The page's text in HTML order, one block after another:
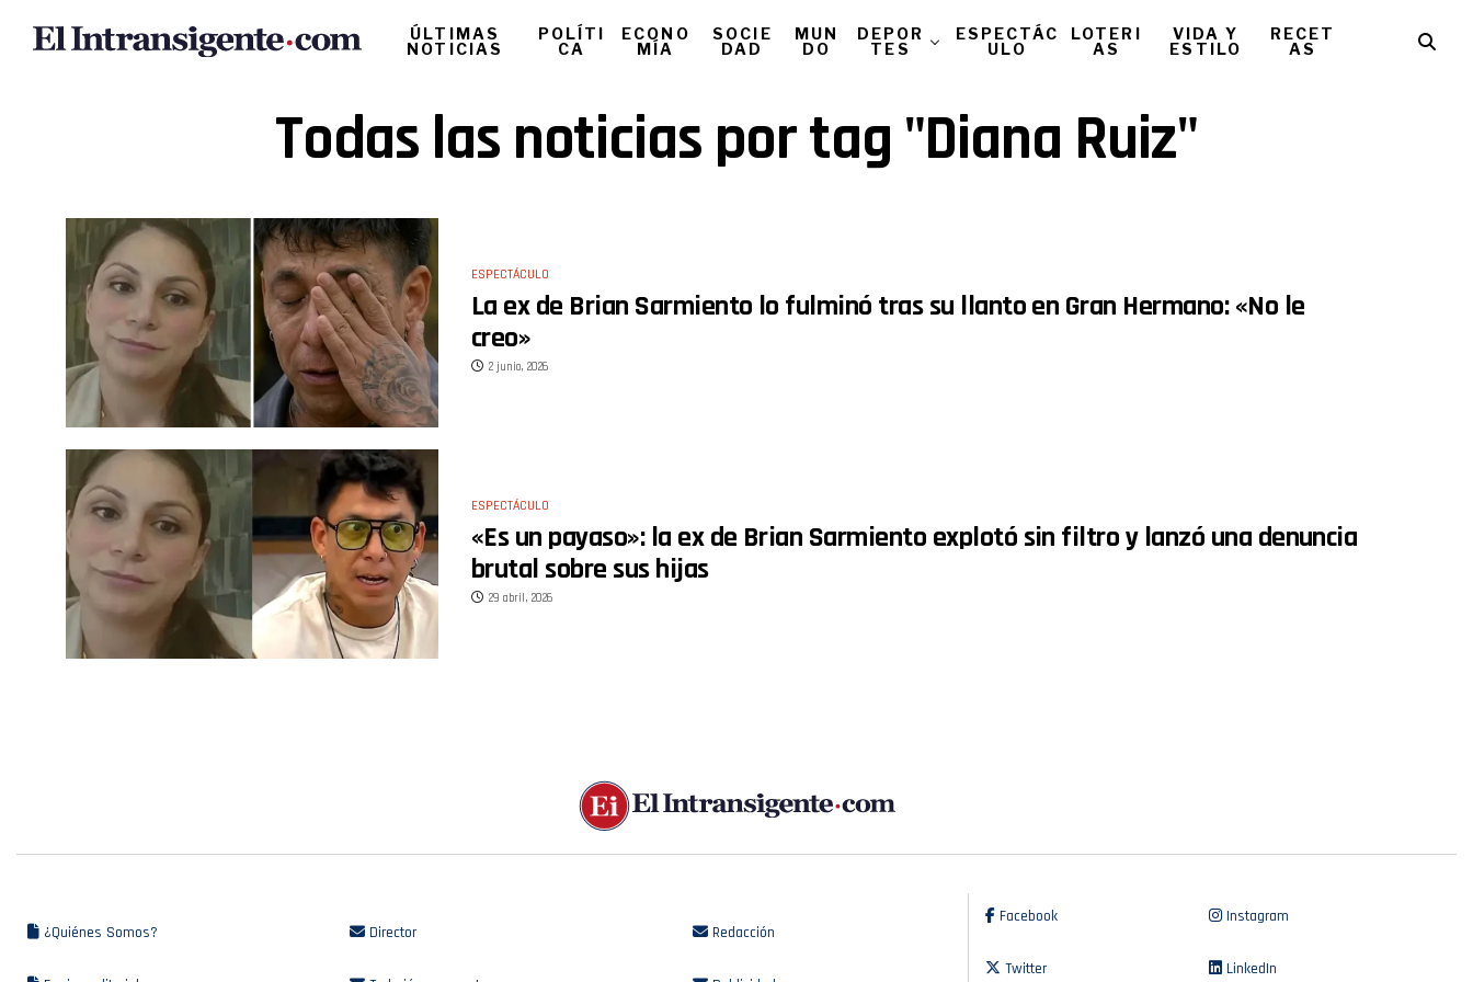
ÚLTIMAS
NOTICIAS
POLÍTI
CA
ECONO
MÍA
SOCIE
DAD
MUN
DO
DEPOR
TES
ESPECTÁC
ULO
LOTERI
AS
VIDA Y
ESTILO
RECET
AS
Todas las noticias por tag "Diana Ruiz"
ESPECTÁCULO
La ex de Brian Sarmiento lo fulminó tras su llanto en Gran Hermano: «No le
creo»
2 junio, 2026
ESPECTÁCULO
«Es un payaso»: la ex de Brian Sarmiento explotó sin filtro y lanzó una denuncia
brutal sobre sus hijas
29 abril, 2026
¿Quiénes Somos? Director Redacción
Facebook Instagram
Twitter LinkedIn